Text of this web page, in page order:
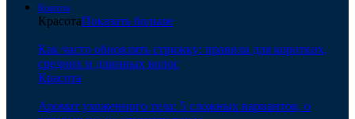
Красота
КрасотаПоказать больше
Как часто обновлять стрижку: правила для коротких,
средних и длинных волос
Красота
Аромат ухоженного тела: 5 сложных вариантов, о